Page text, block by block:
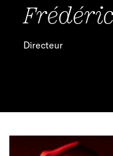
Directeur